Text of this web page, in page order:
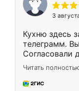
3
Кухню здесь
телеграмм.
Согласовали
недели кухня
довольны
мебель за
Читать